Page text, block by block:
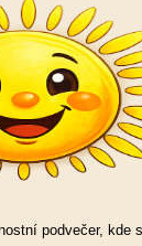
podvečer, kde